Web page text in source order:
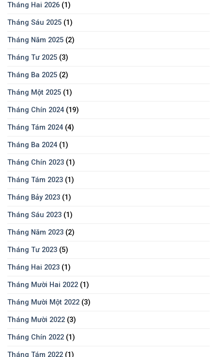
Tháng Hai 2026 (1)
Tháng Sáu 2025 (1)
Tháng Năm 2025 (2)
Tháng Tư 2025 (3)
Tháng Ba 2025 (2)
Tháng Một 2025 (1)
Tháng Chín 2024 (19)
Tháng Tám 2024 (4)
Tháng Ba 2024 (1)
Tháng Chín 2023 (1)
Tháng Tám 2023 (1)
Tháng Bảy 2023 (1)
Tháng Sáu 2023 (1)
Tháng Năm 2023 (2)
Tháng Tư 2023 (5)
Tháng Hai 2023 (1)
Tháng Mười Hai 2022 (1)
Tháng Mười Một 2022 (3)
Tháng Mười 2022 (3)
Tháng Chín 2022 (1)
Tháng Tám 2022 (1)